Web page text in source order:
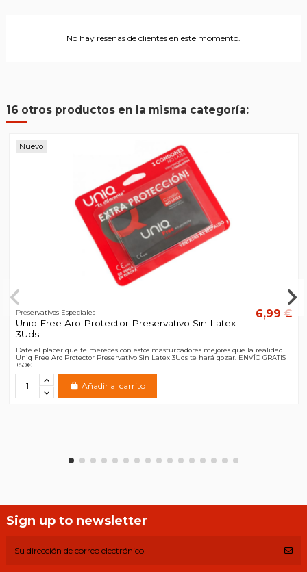
No hay reseñas de clientes en este momento.
16 otros productos en la misma categoría:
Nuevo
Preservativos Especiales
Uniq Free Aro Protector Preservativo Sin Latex
3Uds
6,99 €
Date el placer que te mereces con estos masturbadores mejores que la realidad.
Uniq Free Aro Protector Preservativo Sin Latex 3Uds te hará gozar. ENVÍO GRATIS
+50€
Añadir al carrito
Sign up to newsletter